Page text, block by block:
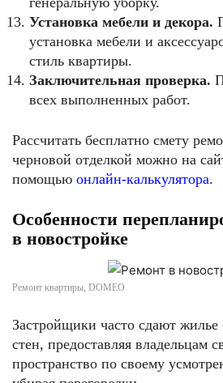
Установка мебели и декора.
установка мебели и
стиль квартиры.
Заключительная проверка.
всех выполненных работ.
Рассчитать бесплатно смету
черновой отделкой можно на
помощью онлайн-калькулятора.
Особенности
в новостройке
Ремонт квартиры, DOMEO
Застройщики часто сдают жилье
стен, предоставляя владельцам
пространство по своему